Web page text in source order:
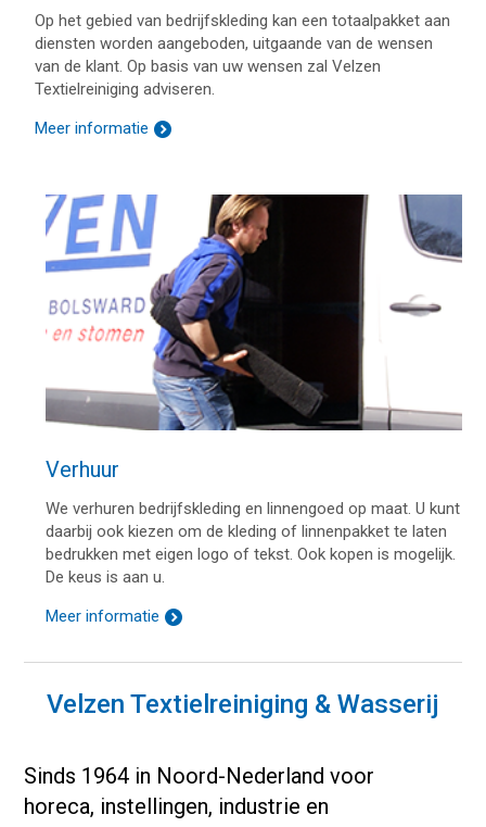
Op het gebied van bedrijfskleding kan een totaalpakket aan
diensten worden aangeboden, uitgaande van de wensen
van de klant. Op basis van uw wensen zal Velzen
Textielreiniging adviseren.
Meer informatie
Verhuur
We verhuren bedrijfskleding en linnengoed op maat. U kunt
daarbij ook kiezen om de kleding of linnenpakket te laten
bedrukken met eigen logo of tekst. Ook kopen is mogelijk.
De keus is aan u.
Meer informatie
Velzen Textielreiniging & Wasserij
Sinds 1964 in Noord-Nederland voor
horeca, instellingen, industrie en